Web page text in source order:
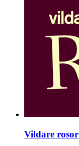
Vildare rosor